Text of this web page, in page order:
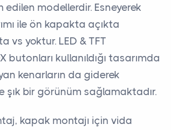
modellerdir. Esneyerek
ile ön kapakta açıkta
vs yoktur. LED & TFT
butonları kullanıldığı tasarımda
kenarların da giderek
şık bir görünüm sağlamaktadır.
kapak montajı için vida